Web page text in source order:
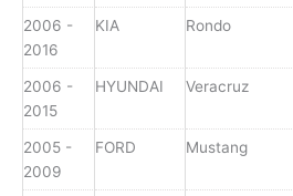
2006 -
2016
KIA Rondo
2006 -
2015
HYUNDAI Veracruz
2005 -
2009
FORD Mustang